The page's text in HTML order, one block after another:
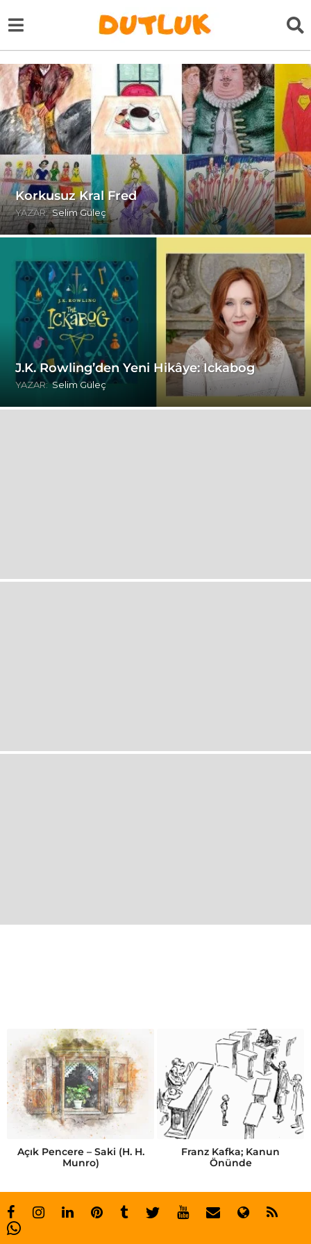
Korkusuz Kral Fred
YAZAR: Selim Güleç
J.K. Rowling’den Yeni Hikâye: Ickabog
YAZAR: Selim Güleç
r
o
w
l
n
Açık Pencere – Saki (H. H.
Munro)
Franz Kafka; Kanun
Önünde